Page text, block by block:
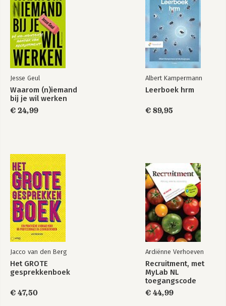
voorwaartse beweging
7. De emotioneel-fysieke persoonlijkhiedsdynamiek: contact
met alles en iedereen
8. De fysiek-emotionele persoonlijkheidsdynamiek: het
creëren van systemen
9. De fysiek-mentale persoonlijkheidsdynamiek: volledige
patronen
Human Dynamics in de praktijk
10. Communicatie en leren in teams: startgereedschappen en
oefeningen
Appendix A - Het Human Dynamics-onderzoeksprogramma
Appendix B - Een portrettengalerij van bekende mensen
Register
Jesse Geul
Waarom (n)iemand
bij je wil werken
€ 24,99
Albert Kampermann
Leerboek hrm
€ 89,95
Jacco van den Berg
Het GROTE
gesprekkenboek
€ 47,50
Ardiënne Verhoeven
Recruitment, met
MyLab NL
toegangscode
€ 44,99